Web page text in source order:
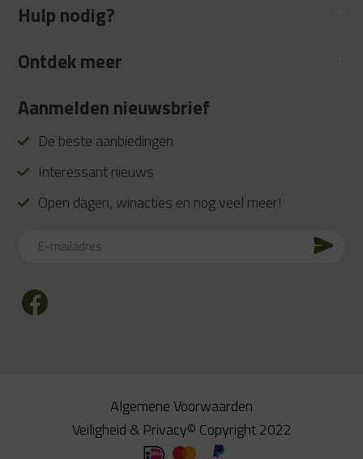
Hulp nodig?
Ontdek meer
Aanmelden nieuwsbrief
De beste aanbiedingen
Interessant nieuws
Open dagen, winacties en nog veel meer!
Algemene Voorwaarden
Veiligheid & Privacy© Copyright 2022